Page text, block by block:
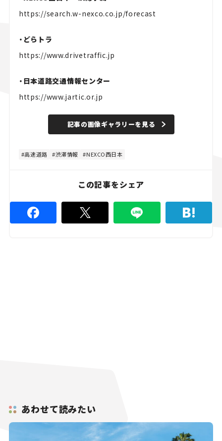
https://search.w-nexco.co.jp/forecast
・どらトラ
https://www.drivetraffic.jp
・日本道路交通情報センター
https://www.jartic.or.jp
記事の画像ギャラリーを見る
高速道路 渋滞情報 NEXCO西日本
この記事をシェア
あわせて読みたい